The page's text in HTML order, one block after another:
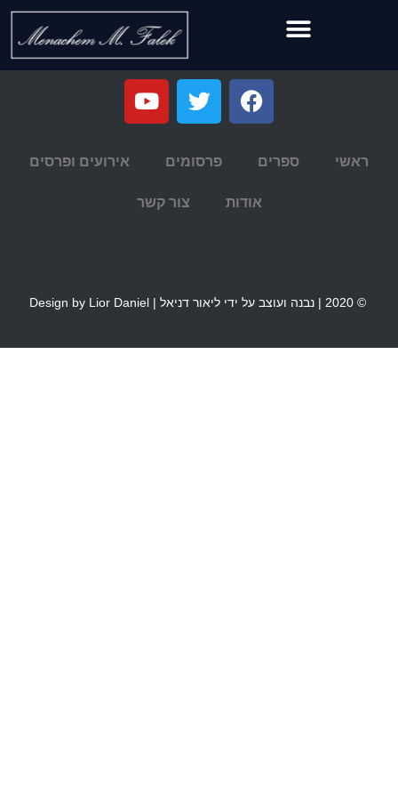
ראשי ספרים פרסומים אירועים ופרסים
אודות צור קשר
© 2020 | נבנה ועוצב על ידי ליאור דניאל | Design by Lior Daniel